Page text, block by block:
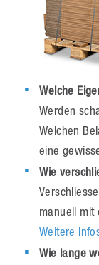
Welche
Werden
Welchen
eine
Wie
manuell mit
Weitere
Wie lange